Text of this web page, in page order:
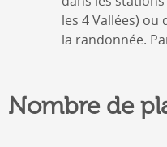
les 4 Vallées)
la randonnée.
Nombre de